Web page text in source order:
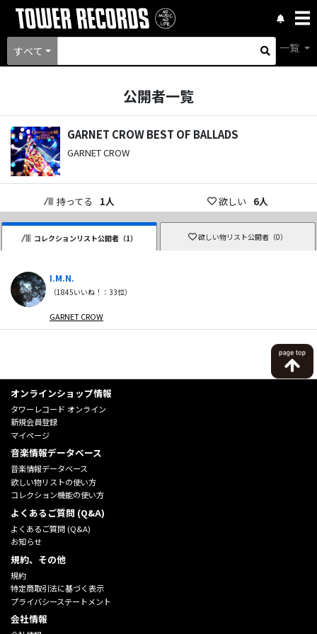
すべて 一覧
公開者一覧
GARNET CROW BEST OF BALLADS
GARNET CROW
持ってる 1人 欲しい 6人
コレクションリスト公開者（1） 欲しい物リスト公開者（0）
I.M.N.
（1845いいね！： 33位）
GARNET CROW
オンラインショップ情報
タワーレコード オンライン
新規会員登録
マイページ
音楽情報データベース
音楽情報データベース
欲しい物リストの使い方
コレクション機能の使い方
よくあるご質問 (Q&A)
よくあるご質問 (Q&A)
お知らせ
規約、その他
規約
特定商取引法に基づく表示
プライバシーステートメント
会社情報